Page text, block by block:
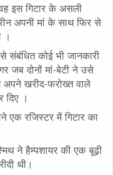
इस गिटार के असली
अपनी मां के साथ फिर से
।
संबंधित कोई भी जानकारी
जब दोनों मां-बेटी ने उसे
अपने खरीद-फरोख्त वाले
।
एक रजिस्टर में गिटार का
ने हैम्पशायर की एक बूढ़ी
थी।